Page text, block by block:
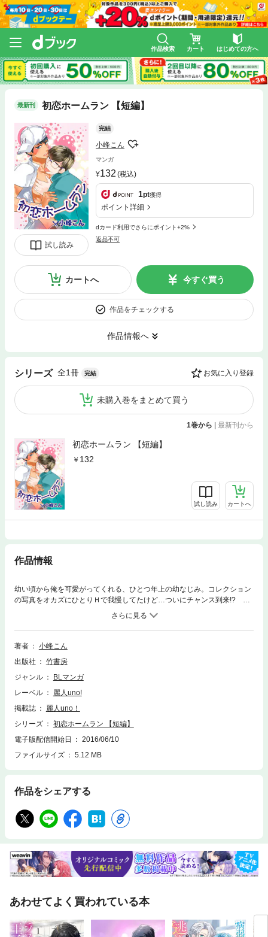
作品検索 カート はじめての方へ
最新刊 初恋ホームラン 【短編】
試し読み
完結
小峰こん
マンガ
132 (税込)
1pt獲得
ポイント詳細
dカード利用でさらにポイント+2%
返品不可
カートへ 今すぐ買う
作品をチェックする
作品情報へ
シリーズ 全1冊 完結 お気に入り登録
未購入巻をまとめて買う
1巻から | 最新刊から
初恋ホームラン 【短編】
132
試し読み カートへ
作品情報
幼い頃から俺を可愛がってくれる、ひとつ年上の幼なじみ。コレクション
の写真をオカズにひとりＨで我慢してたけど…ついにチャンス到来!? ※
本電子書籍は「麗人uno! Vol.25 攻×攻 vs 受×受２ ヤリたいの？ヤラれた
いの？」に収録の「初恋ホームラン」と同内容です。
著者
小峰こん
出版社
竹書房
ジャンル
BLマンガ
レーベル
麗人uno!
掲載誌
麗人uno！
シリーズ
初恋ホームラン 【短編】
電子版配信開始日
2016/06/10
ファイルサイズ
5.12 MB
作品をシェアする
あわせてよく買われている本